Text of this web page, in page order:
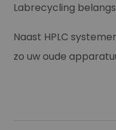
Labrecycling
Naast HPLC
zo uw oude